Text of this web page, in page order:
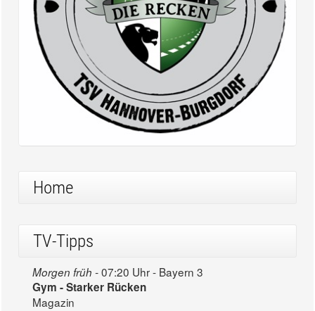
Home
TV-Tipps
Morgen früh -07:20 Uhr - Bayern 3
Gym - Starker Rücken
Magazin